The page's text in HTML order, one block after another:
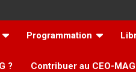
Programmation
? Contribuer au CEO-MAG